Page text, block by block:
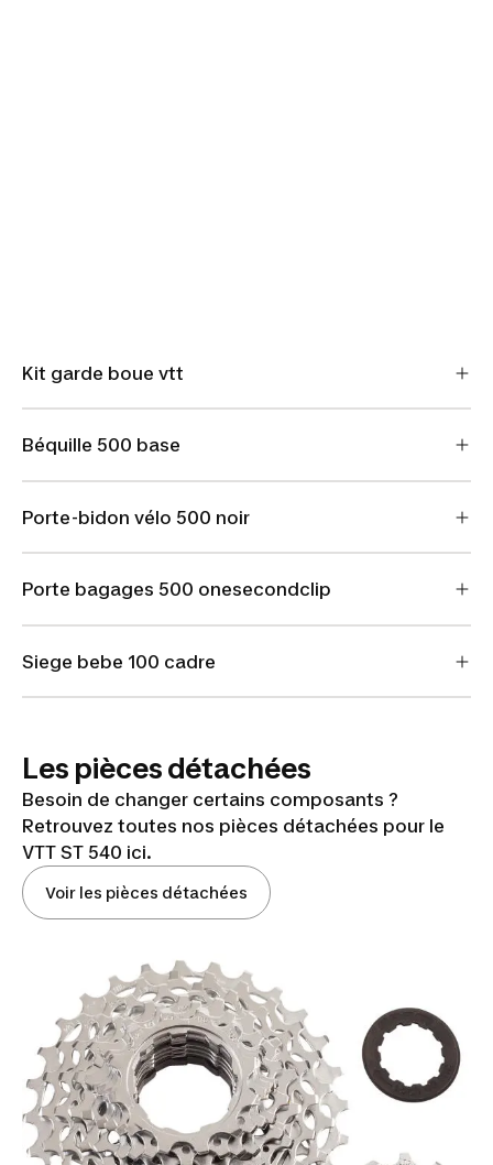
Kit garde boue vtt
Béquille 500 base
Porte-bidon vélo 500 noir
Porte bagages 500 onesecondclip
Siege bebe 100 cadre
Les pièces détachées
Besoin de changer certains composants ?
Retrouvez toutes nos pièces détachées pour le
VTT ST 540 ici.
Voir les pièces détachées